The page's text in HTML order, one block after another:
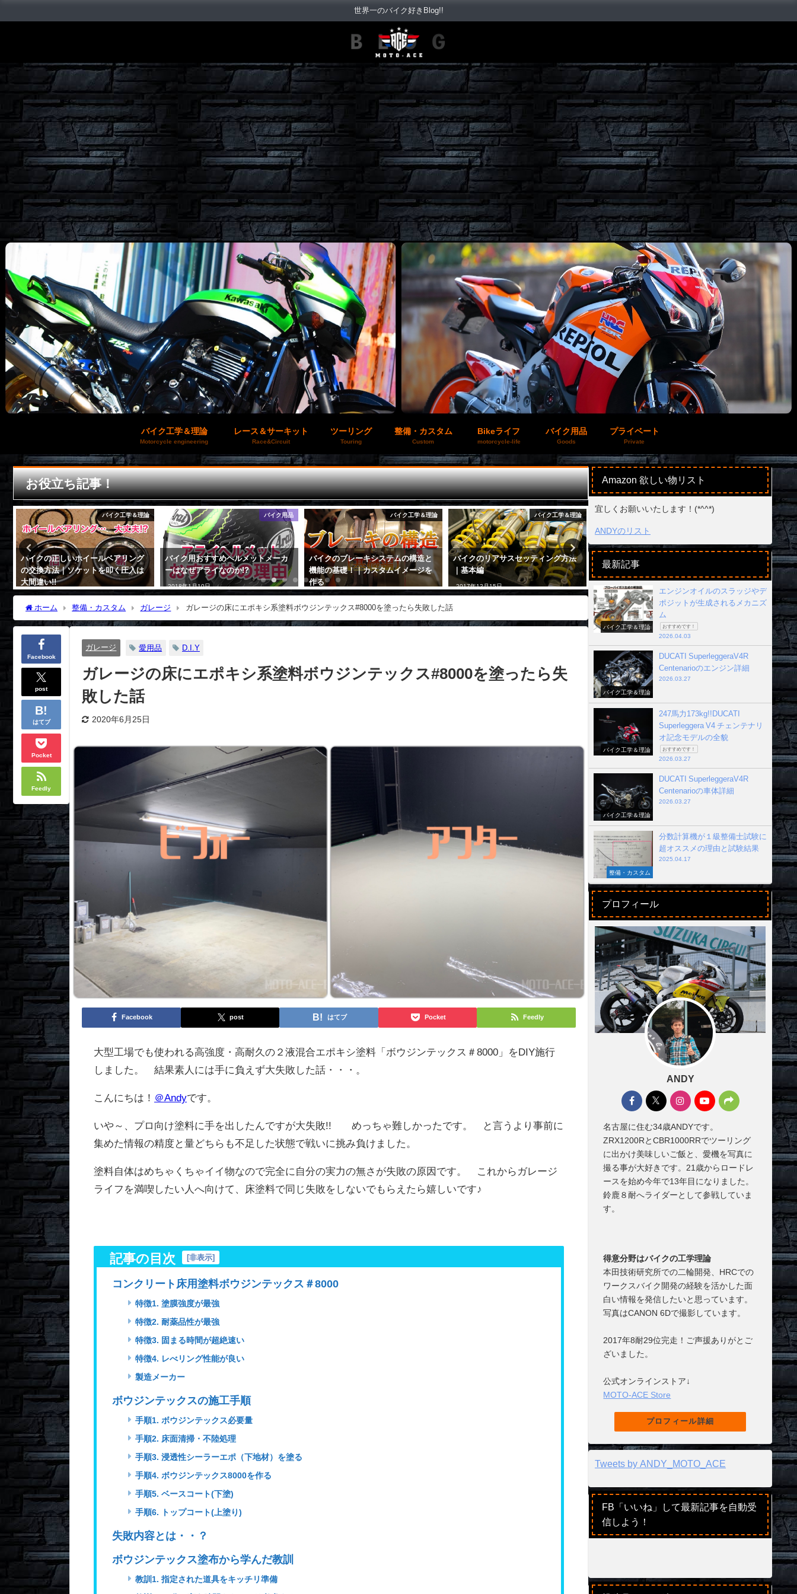
世界一のバイク好きBlog!!
バイク工学＆理論
Motorcycle engineering
レース＆サーキット
Race&Circuit
ツーリング
Touring
整備・カスタム
Custom
Bikeライフ
motorcycle-life
バイク用品
Goods
プライベート
Private
お役立ち記事！
バイク工学＆理論
バイクの正しいホイールベアリング
の交換方法｜ソケットを叩く圧入は
大間違い!!
バイク用品
バイク用おすすめヘルメットメーカ
ーはなぜアライなのか!?
2018年1月10日
バイク工学＆理論
バイクのブレーキシステムの構造と
機能の基礎！｜カスタムイメージを
作る
バイク工学＆理論
バイクのリアサスセッティング方法
｜基本編
2017年12月15日
バイク工学＆理論
CBR1000RRRの副室燃焼特許プレチ
ャンバー（ジェット）イグニッショ
ンが凄い！
2023年1月30日
バイクのサー
ッティング｜
ホーム 整備・カスタム ガレージ ガレージの床にエポキシ系塗料ボウジンテックス#8000を塗ったら失敗した話
Facebook
post
はてブ
Pocket
Feedly
ガレージ 愛用品 D.I.Y
ガレージの床にエポキシ系塗料ボウジンテックス#8000を塗ったら失
敗した話
2020年6月25日
Facebook post はてブ Pocket Feedly
大型工場でも使われる高強度・高耐久の２液混合エポキシ塗料「ボウジンテックス＃8000」をDIY施行
しました。 結果素人には手に負えず大失敗した話・・・。
こんにちは！ ＠Andyです。
いや～、プロ向け塗料に手を出したんですが大失敗!! めっちゃ難しかったです。 と言うより事前に
集めた情報の精度と量どちらも不足した状態で戦いに挑み負けました。
塗料自体はめちゃくちゃイイ物なので完全に自分の実力の無さが失敗の原因です。 これからガレージ
ライフを満喫したい人へ向けて、床塗料で同じ失敗をしないでもらえたら嬉しいです♪
記事の目次 [非表示]
コンクリート床用塗料ボウジンテックス＃8000
特徴1. 塗膜強度が最強
特徴2. 耐薬品性が最強
特徴3. 固まる時間が超絶速い
特徴4. レべリング性能が良い
製造メーカー
ボウジンテックスの施工手順
手順1. ボウジンテックス必要量
手順2. 床面清掃・不陸処理
手順3. 浸透性シーラーエポ（下地材）を塗る
手順4. ボウジンテックス8000を作る
手順5. ベースコート(下塗)
手順6. トップコート(上塗り)
失敗内容とは・・？
ボウジンテックス塗布から学んだ教訓
教訓1. 指定された道具をキッチリ準備
Amazon 欲しい物リスト
宜しくお願いいたします！(*^^*)
ANDYのリスト
最新記事
バイク工学＆理論
エンジンオイルのスラッジやデ
ポジットが生成されるメカニズ
ム
おすすめです！
2026.04.03
バイク工学＆理論
DUCATI SuperleggeraV4R
Centenarioのエンジン詳細
2026.03.27
バイク工学＆理論
247馬力173kg!!DUCATI
Superleggera V4 チェンテナリ
オ記念モデルの全貌
おすすめです！
2026.03.27
バイク工学＆理論
DUCATI SuperleggeraV4R
Centenarioの車体詳細
2026.03.27
整備・カスタム
分数計算機が１級整備士試験に
超オススメの理由と試験結果
2025.04.17
プロフィール
ANDY
名古屋に住む34歳ANDYです。
ZRX1200RとCBR1000RRでツーリング
に出かけ美味しいご飯と、愛機を写真に
撮る事が大好きです。21歳からロードレ
ースを始め今年で13年目になりました。
鈴鹿８耐へライダーとして参戦していま
す。
得意分野はバイクの工学理論
本田技術研究所での二輪開発、HRCでの
ワークスバイク開発の経験を活かした面
白い情報を発信したいと思っています。
写真はCANON 6Dで撮影しています。
2017年8耐29位完走！ご声援ありがとご
ざいました。
公式オンラインストア↓
MOTO-ACE Store
プロフィール詳細
Tweets by ANDY_MOTO_ACE
FB「いいね」して最新記事を自動受
信しよう！